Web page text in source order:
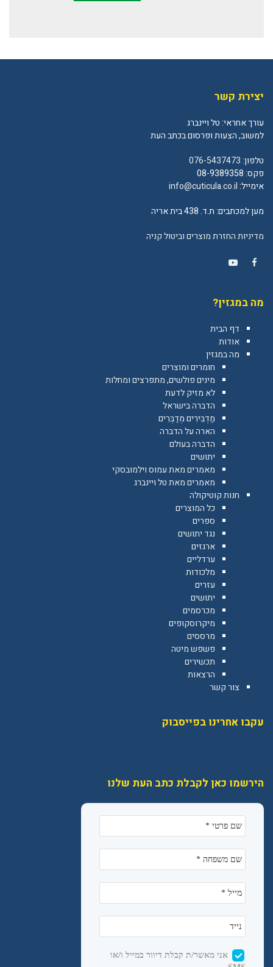
יצירת קשר
עורך אחראי: טל ויינברג
למשוב, הצעות ופרסום בכתב העת
טלפון:076-5437473
פקס: 08-9389358
אימייל:info@cuticula.co.il
מען למכתבים: ת.ד. 438 בית אריה
מדיניות החזרת מוצרים וביטול קניה
מה במגזין?
דף הבית
אודות
מה במגזין
חומרים ומוצרים
מינים פולשים, מתפרצים ומחלות
לא מזיק לדעת
הדברה בישראל
מַדְבִּירִים מְדַבְּרִים
הארה על הדברה
הדברה בעולם
יתושים
מאמרים מאת עמוס וילמובסקי
מאמרים מאת טל ויינברג
חנות קוטיקולה
כל המוצרים
ספרים
נגד יתושים
ארגזים
ערדליים
מלכודות
עזרים
יתושים
מכרסמים
מיקרוסקופים
מרססים
פשפש מיטה
תכשירים
הרצאות
צור קשר
עקבו אחרינו בפייסבוק
הירשמו כאן לקבלת כתב העת שלנו